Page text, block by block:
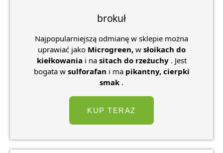
brokuł
Najpopularniejszą odmianę w sklepie można
uprawiać jako Microgreen,w słoikach do
kiełkowania i na sitach do rzeżuchy. Jest
bogata w sulforafan i ma pikantny, cierpki
smak .
KUP TERAZ